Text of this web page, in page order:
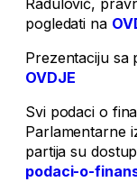
Radulović,
pogledati na
Prezentaciju sa
OVDJE
Svi podaci o
Parlamentarne
partija su
podaci-o-